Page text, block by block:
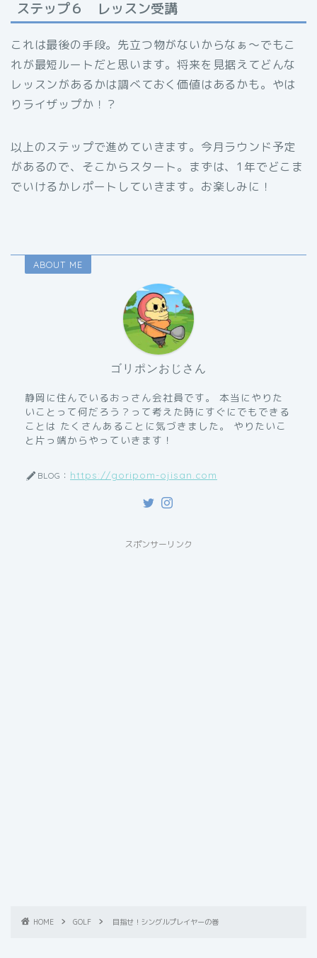
ステップ６ レッスン受講
これは最後の手段。先立つ物がないからなぁ〜でもこ
れが最短ルートだと思います。将来を見据えてどんな
レッスンがあるかは調べておく価値はあるかも。やは
りライザップか！？
以上のステップで進めていきます。今月ラウンド予定
があるので、そこからスタート。まずは、1年でどこま
でいけるかレポートしていきます。お楽しみに！
ABOUT ME
ゴリポンおじさん
静岡に住んでいるおっさん会社員です。 本当にやりた
いことって何だろう？って考えた時にすぐにでもできる
ことは たくさんあることに気づきました。 やりたいこ
と片っ端からやっていきます！
BLOG： https://goripom-ojisan.com
スポンサーリンク
HOME GOLF 目指せ！シングルプレイヤーの巻